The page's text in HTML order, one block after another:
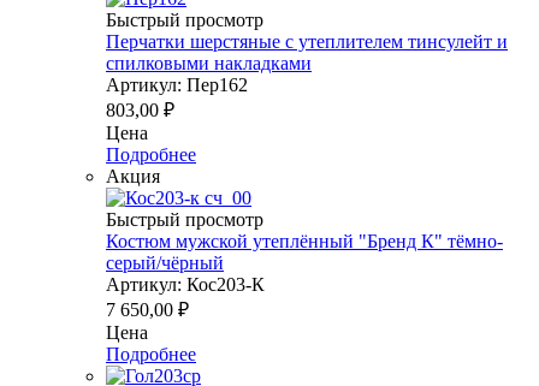
Быстрый просмотр
Перчатки шерстяные с утеплителем тинсулейт и
спилковыми накладками
Артикул: Пер162
803,00 ₽
Цена
Подробнее
Акция
Быстрый просмотр
Костюм мужской утеплённый "Бренд К" тёмно-
серый/чёрный
Артикул: Кос203-К
7 650,00 ₽
Цена
Подробнее